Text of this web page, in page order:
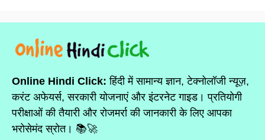
Online Hindi Click: हिंदी में सामान्य ज्ञान, टेक्नोलॉजी न्यूज़,
करंट अफेयर्स, सरकारी योजनाएं और इंटरनेट गाइड। प्रतियोगी
परीक्षाओं की तैयारी और रोजमर्रा की जानकारी के लिए आपका
भरोसेमंद स्रोत। 📚🚀